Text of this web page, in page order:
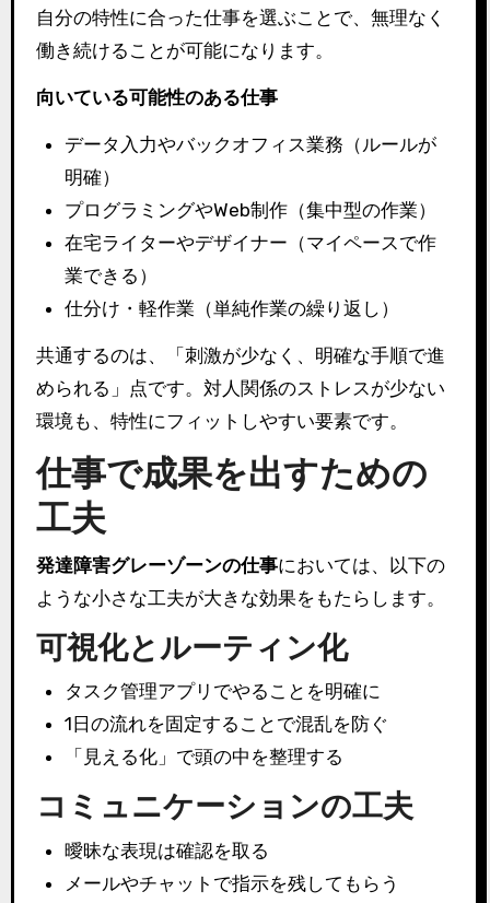
自分の特性に合った仕事を選ぶことで、無理なく
働き続けることが可能になります。
向いている可能性のある仕事
データ入力やバックオフィス業務（ルールが
明確）
プログラミングやWeb制作（集中型の作業）
在宅ライターやデザイナー（マイペースで作
業できる）
仕分け・軽作業（単純作業の繰り返し）
共通するのは、「刺激が少なく、明確な手順で進
められる」点です。対人関係のストレスが少ない
環境も、特性にフィットしやすい要素です。
仕事で成果を出すための
工夫
発達障害グレーゾーンの仕事においては、以下の
ような小さな工夫が大きな効果をもたらします。
可視化とルーティン化
タスク管理アプリでやることを明確に
1日の流れを固定することで混乱を防ぐ
「見える化」で頭の中を整理する
コミュニケーションの工夫
曖昧な表現は確認を取る
メールやチャットで指示を残してもらう